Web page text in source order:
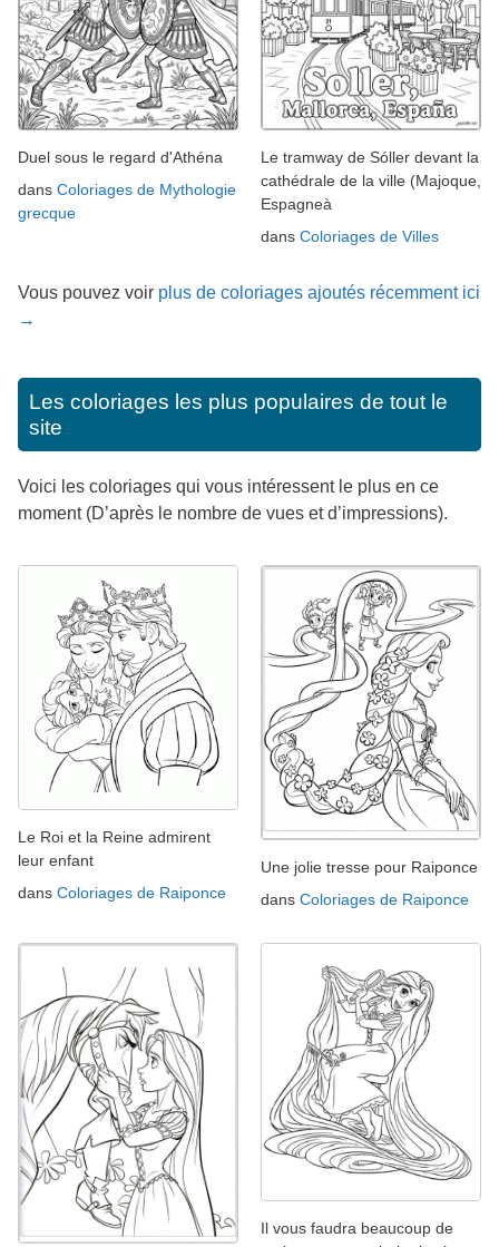
Duel sous le regard d'Athéna
dans Coloriages de Mythologie
grecque
Le tramway de Sóller devant la
cathédrale de la ville (Majoque,
Espagneà
dans Coloriages de Villes
Vous pouvez voir plus de coloriages ajoutés récemment ici
→
Les coloriages les plus populaires de tout le
site
Voici les coloriages qui vous intéressent le plus en ce
moment (D’après le nombre de vues et d’impressions).
Le Roi et la Reine admirent
leur enfant
dans Coloriages de Raiponce
Une jolie tresse pour Raiponce
dans Coloriages de Raiponce
Il vous faudra beaucoup de